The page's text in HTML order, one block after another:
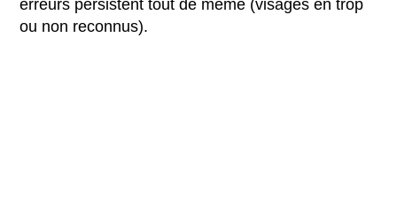
erreurs persistent tout de même (visages en trop
ou non reconnus).